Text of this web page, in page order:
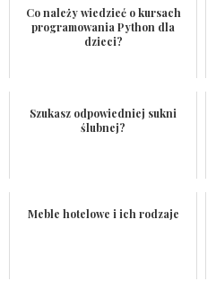
Co należy wiedzieć o kursach
programowania Python dla
dzieci?
Szukasz odpowiedniej sukni
ślubnej?
Meble hotelowe i ich rodzaje